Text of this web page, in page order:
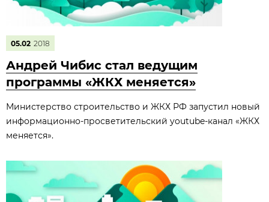
05.02 2018
Андрей Чибис стал ведущим
программы «ЖКХ меняется»
Министерство строительство и ЖКХ РФ запустил новый
информационно-просветительский youtube-канал «ЖКХ
меняется».